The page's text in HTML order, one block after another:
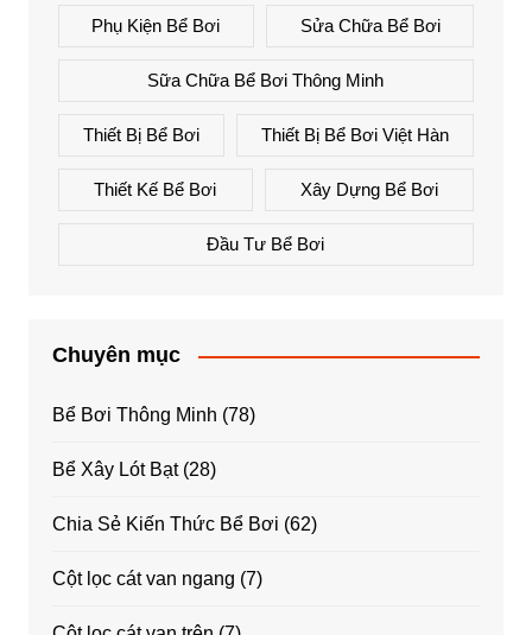
Phụ Kiện Bể Bơi Sửa Chữa Bể Bơi
Sữa Chữa Bể Bơi Thông Minh
Thiết Bị Bể Bơi Thiết Bị Bể Bơi Việt Hàn
Thiết Kế Bể Bơi Xây Dựng Bể Bơi
Đầu Tư Bể Bơi
Chuyên mục
Bể Bơi Thông Minh (78)
Bể Xây Lót Bạt(28)
Chia Sẻ Kiến Thức Bể Bơi (62)
Cột lọc cát van ngang (7)